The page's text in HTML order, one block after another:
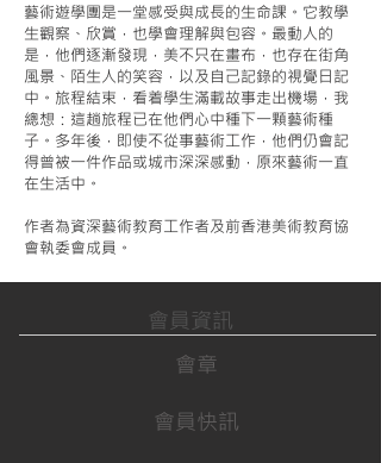
藝術遊學團是一堂感受與成長的生命課。它教學
生觀察、欣賞，也學會理解與包容。最動人的
是，他們逐漸發現，美不只在畫布，也存在街角
風景、陌生人的笑容，以及自己記錄的視覺日記
中。旅程結束，看着學生滿載故事走出機場，我
總想：這趟旅程已在他們心中種下一顆藝術種
子。多年後，即使不從事藝術工作，他們仍會記
得曾被一件作品或城市深深感動，原來藝術一直
在生活中。
作者為資深藝術教育工作者及前香港美術教育協
會執委會成員。
會員資訊
會章
會員快訊